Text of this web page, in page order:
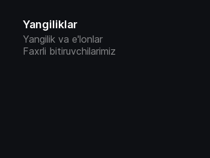
Yangiliklar
Yangilik va e'lonlar
Faxrli bitiruvchilarimiz